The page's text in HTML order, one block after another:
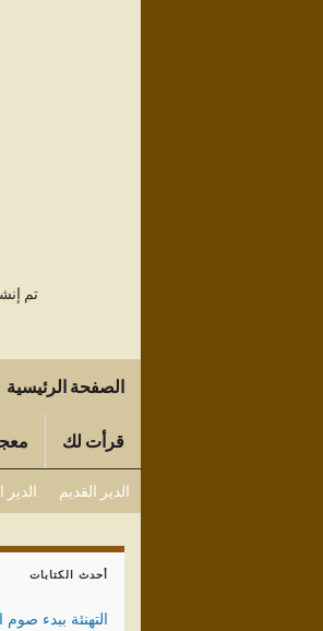
تم
الصفحة الرئيسية
قرأت لك
الدير القديم
أحدث الكتابات
التهنئة ببدء صوم